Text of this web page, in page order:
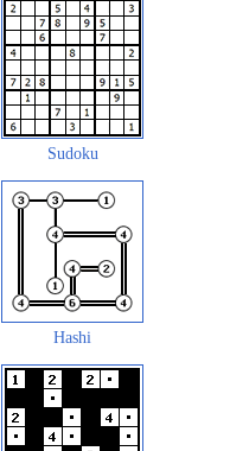
Sudoku
Hashi